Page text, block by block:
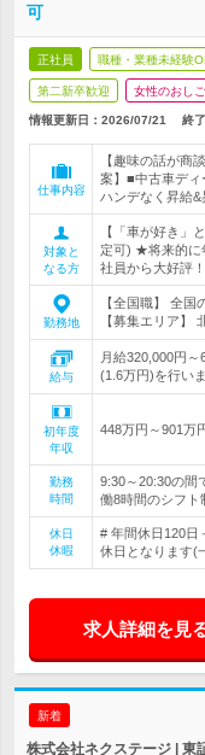
可
正社員 職種・業種未経験
第二新卒歓迎 女性のおし
情報更新日：2026/07/21 終
仕事内容
【趣味の話が商
案】■中古車ディ
ハンデなく昇給&
対象と
なる方
【「車が好き」
定可) ★将来的に
社員から大好評！
勤務地
【全国職】 全国
【募集エリア】
給与
月給320,000円
(1.6万円)を行い
初年度
年収
448万円～901万
勤務
時間
9:30～20:30の間
働8時間のシフ
休日
休暇
# 年間休日120日
休日となります(
求人詳細を見
新着
株式会社ネクステージ | 東